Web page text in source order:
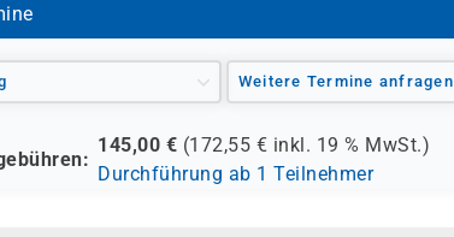
Weitere Termine anfragen
145,00 € (172,55 € inkl. 19 % MwSt.)
Durchführung ab 1 Teilnehmer